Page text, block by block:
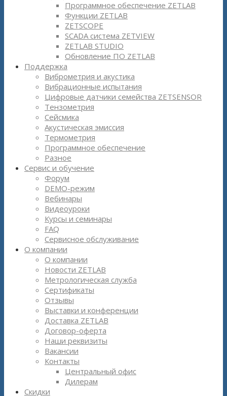
Программное обеспечение ZETLAB
Функции ZETLAB
ZETSCOPE
SCADA система ZETVIEW
ZETLAB STUDIO
Обновление ПО ZETLAB
Поддержка
Виброметрия и акустика
Вибрационные испытания
Цифровые датчики семейства ZETSENSOR
Тензометрия
Сейсмика
Акустическая эмиссия
Термометрия
Программное обеспечение
Разное
Сервис и обучение
Форум
DEMO-режим
Вебинары
Видеоуроки
Курсы и семинары
FAQ
Сервисное обслуживание
О компании
О компании
Новости ZETLAB
Метрологическая служба
Сертификаты
Отзывы
Выставки и конференции
Доставка ZETLAB
Договор-оферта
Наши реквизиты
Вакансии
Контакты
Центральный офис
Дилерам
Скидки